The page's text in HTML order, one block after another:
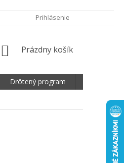
DOPRAVA A PLATBA
Prihlásenie
NÁKUPNÝ KOŠÍK
Prázdny košík
Drôtený program